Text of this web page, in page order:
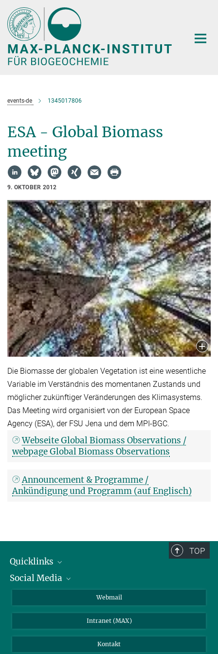
Hauptinhalt
events-de 1345017806
ESA - Global Biomass
meeting
9. OKTOBER 2012
Die Biomasse der globalen Vegetation ist eine wesentliche
Variable im Verständnis des momentanen Zustands und
möglicher zukünftiger Veränderungen des Klimasystems.
Das Meeting wird organisiert von der European Space
Agency (ESA), der FSU Jena und dem MPI-BGC.
Webseite Global Biomass Observations /
webpage Global Biomass Observations
Announcement & Programme /
Ankündigung und Programm (auf Englisch)
TOP
Quicklinks
IMPRS Graduiertenschule
Wetterstation
Social Media
BlueSky
Webmail
Intranet (MAX)
Kontakt